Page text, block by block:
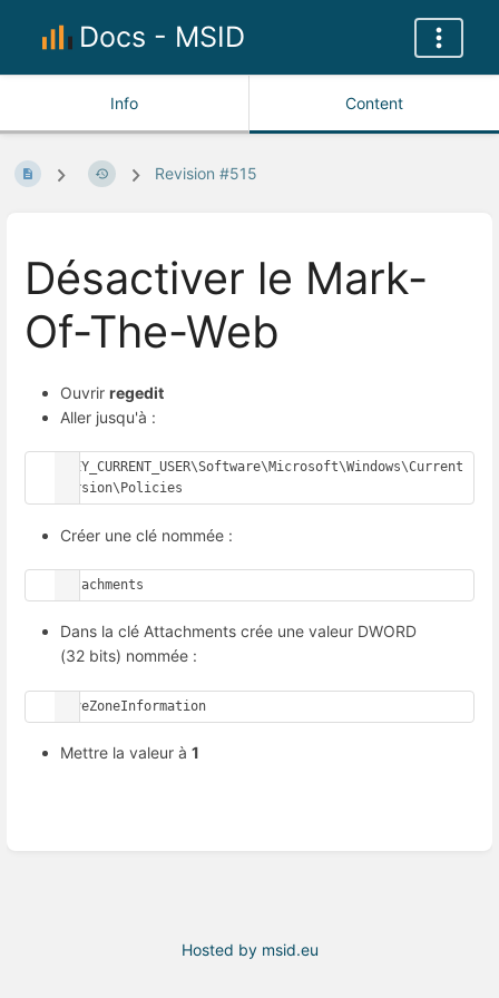
Docs - MSID
Info Content
Revision #515
Désactiver le Mark-
Of-The-Web
Ouvrir regedit
Aller jusqu'à :
HKEY_CURRENT_USER\Software\Microsoft\Windows\Current
Version\Policies
Créer une clé nommée :
Attachments
Dans la clé Attachments crée une valeur DWORD
(32 bits) nommée :
SaveZoneInformation
Mettre la valeur à 1
Hosted by msid.eu